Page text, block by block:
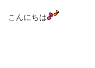
こんにちは